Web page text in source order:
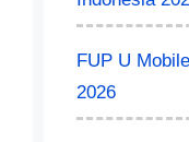
FUP U
2026